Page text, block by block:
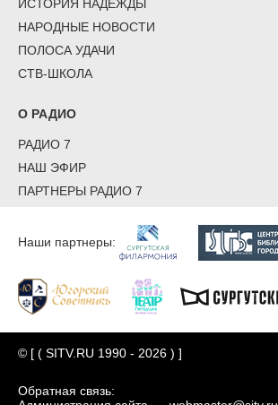
ИСТОРИЯ НАДЕЖДЫ
НАРОДНЫЕ НОВОСТИ
ПОЛОСА УДАЧИ
СТВ-ШКОЛА
О РАДИО
РАДИО 7
НАШ ЭФИР
ПАРТНЕРЫ РАДИО 7
Наши партнеры:
© [ ( SITV.RU 1990 - 2026 ) ]
Обратная связь: